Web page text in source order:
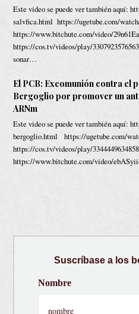
Este video se puede ver también aquí:
salvfica.html https://ugetube.com/
https://www.bitchute.com/video/
https://cos.tv/videos/play/
sonar…
El PCB: Excomunión contra el
Bergoglio por promover un
ARNm
Este video se puede ver también aquí:
bergoglio.html https://ugetube.com/
https://cos.tv/videos/play/
https://www.bitchute.com/video/
Suscríbase a los
Nombre